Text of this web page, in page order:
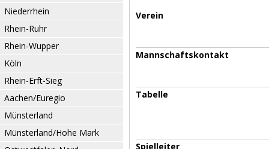
Niederrhein
Rhein-Ruhr
Rhein-Wupper
Köln
Rhein-Erft-Sieg
Aachen/Euregio
Münsterland
Münsterland/Hohe Mark
Verein
Mannschaftskontakt
Tabelle
Spielleiter